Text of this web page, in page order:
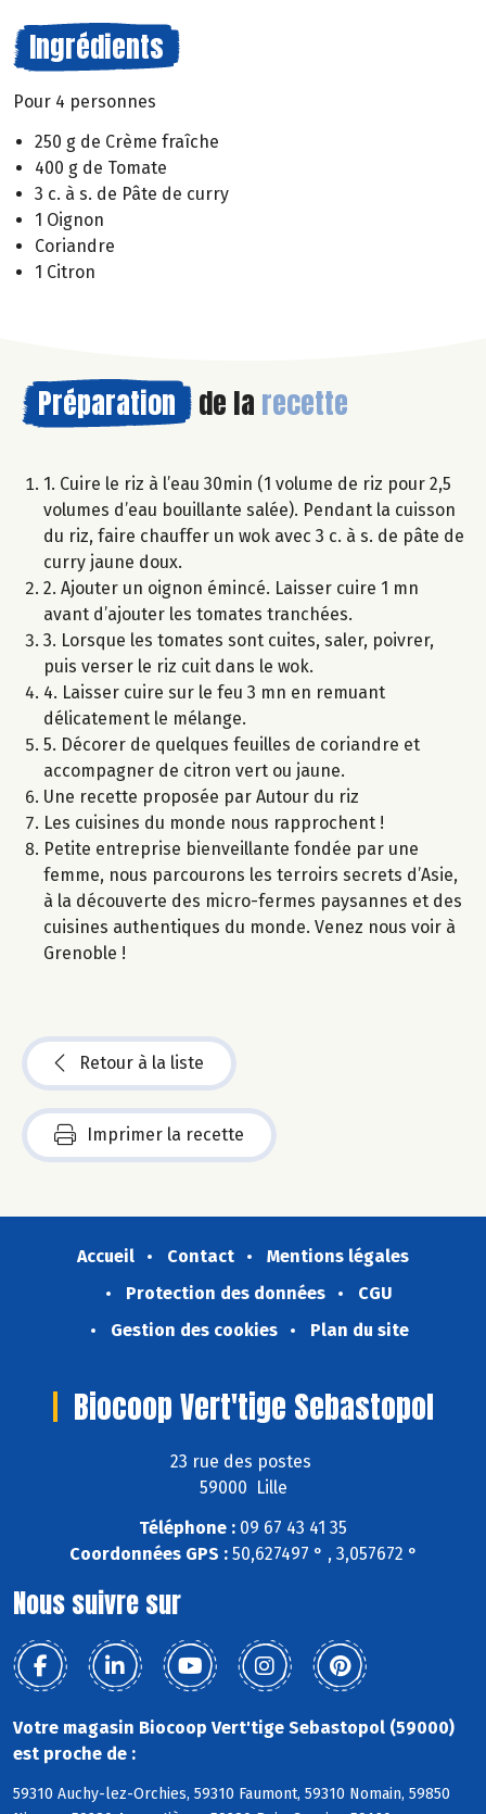
Ingrédients
Pour 4 personnes
250 g de Crème fraîche
400 g de Tomate
3 c. à s. de Pâte de curry
1 Oignon
Coriandre
1 Citron
Préparation de la recette
1. Cuire le riz à l’eau 30min (1 volume de riz pour 2,5
volumes d’eau bouillante salée). Pendant la cuisson
du riz, faire chauffer un wok avec 3 c. à s. de pâte de
curry jaune doux.
2. Ajouter un oignon émincé. Laisser cuire 1 mn
avant d’ajouter les tomates tranchées.
3. Lorsque les tomates sont cuites, saler, poivrer,
puis verser le riz cuit dans le wok.
4. Laisser cuire sur le feu 3 mn en remuant
délicatement le mélange.
5. Décorer de quelques feuilles de coriandre et
accompagner de citron vert ou jaune.
Une recette proposée par Autour du riz
Les cuisines du monde nous rapprochent !
Petite entreprise bienveillante fondée par une
femme, nous parcourons les terroirs secrets d’Asie,
à la découverte des micro-fermes paysannes et des
cuisines authentiques du monde. Venez nous voir à
Grenoble !
Retour à la liste
Imprimer la recette
Accueil Contact
Mentions légales
Protection des données
CGU
Gestion des cookies
Plan du site
Biocoop Vert'tige Sebastopol
23 rue des postes
59000 Lille
Téléphone : 09 67 43 41 35
Coordonnées GPS :50,627497 ° , 3,057672 °
Nous suivre sur
Votre magasin Biocoop Vert'tige Sebastopol (59000)
est proche de :
59310 Auchy-lez-Orchies, 59310 Faumont, 59310 Nomain, 59850